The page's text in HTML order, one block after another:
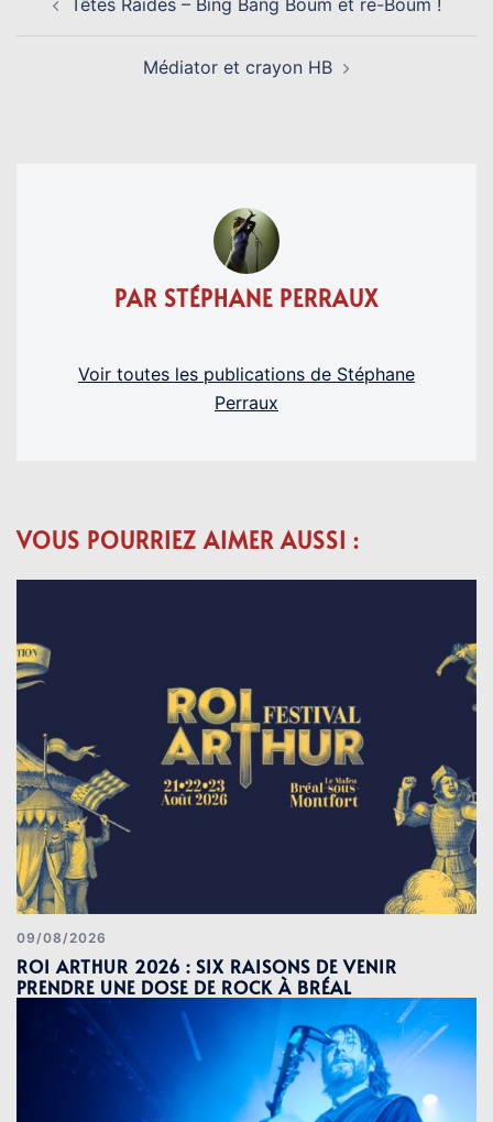
D’ARTICLE
Médiator et crayon HB
PAR STÉPHANE PERRAUX
Voir toutes les publications de Stéphane
Perraux
VOUS POURRIEZ AIMER AUSSI :
09/08/2026
ROI ARTHUR 2026 : SIX RAISONS DE VENIR
PRENDRE UNE DOSE DE ROCK À BRÉAL